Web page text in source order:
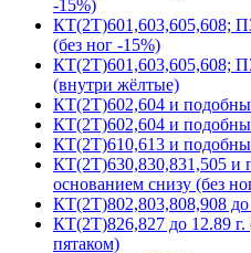
-15%)
КТ(2Т)601,603,605,608;
(без ног -15%)
КТ(2Т)601,603,605,608;
(внутри жёлтые)
КТ(2Т)602,604 и
КТ(2Т)602,604 и
КТ(2Т)610,613 и
КТ(2Т)630,830,831,505 и
основанием снизу (без
КТ(2Т)802,803,808,908
КТ(2Т)826,827 до 12.89
пятаком)